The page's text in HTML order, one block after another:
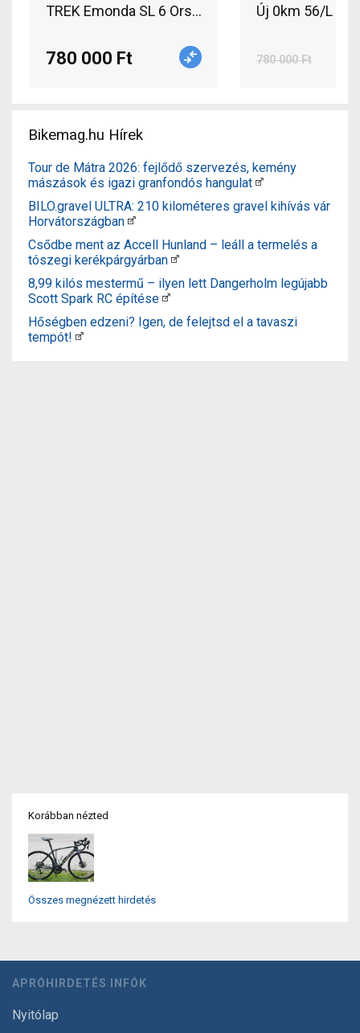
TREK Emonda SL 6 Országúti Shimano Ultegra
780 000 Ft 780 000 Ft
Bikemag.hu Hírek
Tour de Mátra 2026: fejlődő szervezés, kemény
mászások és igazi granfondós hangulat
BILO.gravel ULTRA: 210 kilométeres gravel kihívás vár
Horvátországban
Csődbe ment az Accell Hunland – leáll a termelés a
tószegi kerékpárgyárban
8,99 kilós mestermű – ilyen lett Dangerholm legújabb
Scott Spark RC építése
Hőségben edzeni? Igen, de felejtsd el a tavaszi
tempót!
Korábban nézted
Összes megnézett hirdetés
APRÓHIRDETÉS INFÓK
Nyitólap